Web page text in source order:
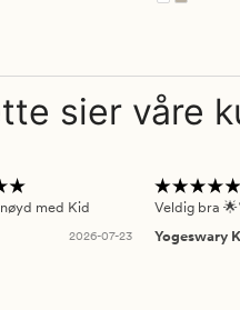
sier våre
med Kid
2026-07-23
Veldig bra
Yogeswary K